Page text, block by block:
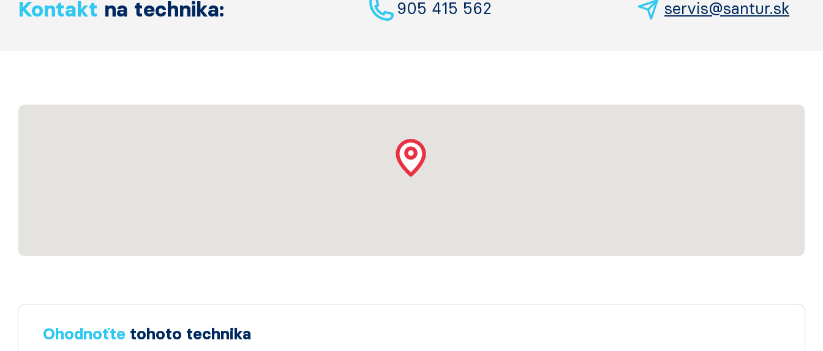
Kontakt na technika: 905 415 562 servis@santur.sk
Ohodnoťte tohoto technika